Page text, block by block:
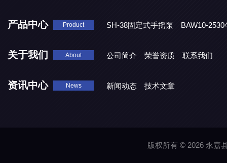
产品中心 Product SH-38固定式手摇泵
BAW10-
关于我们 About 公司简介 荣誉资质 联系我们
资讯中心 News 新闻动态 技术文章
版权所有 © 2026 永嘉